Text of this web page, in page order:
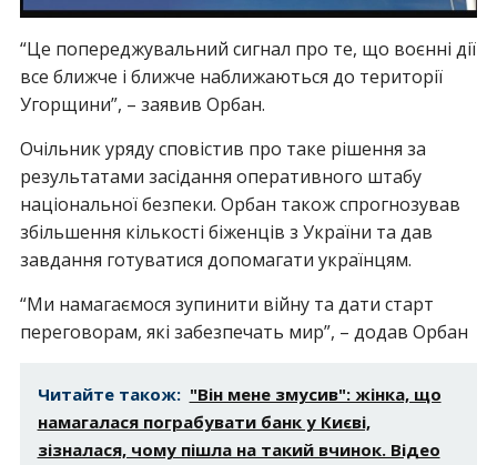
“Це попереджувальний сигнал про те, що воєнні дії
все ближче і ближче наближаються до території
Угорщини”, – заявив Орбан.
Очільник уряду сповістив про таке рішення за
результатами засідання оперативного штабу
національної безпеки. Орбан також спрогнозував
збільшення кількості біженців з України та дав
завдання готуватися допомагати українцям.
“Ми намагаємося зупинити війну та дати старт
переговорам, які забезпечать мир”, – додав Орбан
Читайте також: "Він мене змусив": жінка, що
намагалася пограбувати банк у Києві,
зізналася, чому пішла на такий вчинок. Відео